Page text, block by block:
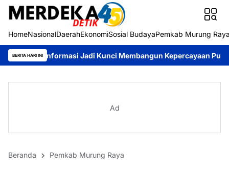
HomeNasionalDaerahEkonomiSosial BudayaPemkab Murung
BERITA HARI INI
Jadi Kunci Membangun Kepercayaan Publik Pemkab
Ad
Beranda Pemkab Murung Raya